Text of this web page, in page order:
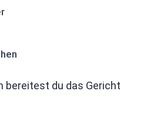
bereitest du das Gericht